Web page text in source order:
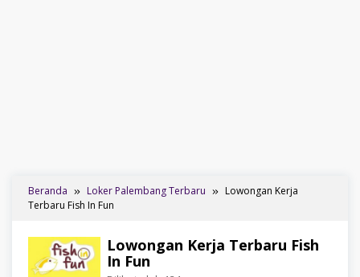
Beranda Loker Palembang Terbaru
Lowongan Kerja
Terbaru Fish In Fun
Lowongan Kerja Terbaru Fish
In Fun